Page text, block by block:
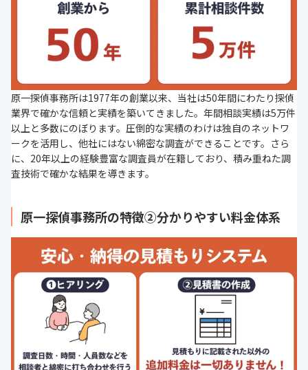
原一探偵事務所は1977年の創業以来、当社は50年間にわたり探偵
業界で確かな信頼と実績を築いてきました。年間相談実績は5万件
以上と多数にのぼります。圧倒的な実績のわけは独自のネットワ
ークを活用し、他社にはない綿密な調査ができることです。さら
に、20年以上の経験豊富な調査員が在籍しており、積み重ねた調
査技術で確かな結果を導きます。
原一探偵事務所の特徴②分かりやすい料金体系